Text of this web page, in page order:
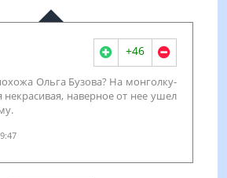
+46
Ольга Бузова? На монголку-
некрасивая, наверное от нее ушел